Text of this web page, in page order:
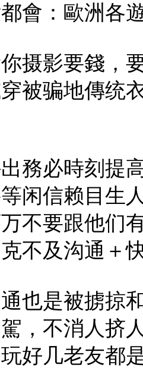
會：歐洲各
摄影要錢，
被骗地傳统
務必時刻提
闲信赖目生
不要跟他们
不及沟通＋
也是被掳掠
，不消人挤
好几老友都